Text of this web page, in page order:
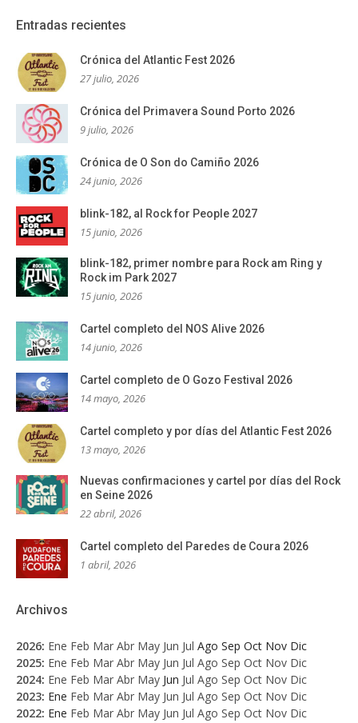
Entradas recientes
Crónica del Atlantic Fest 2026
27 julio, 2026
Crónica del Primavera Sound Porto 2026
9 julio, 2026
Crónica de O Son do Camiño 2026
24 junio, 2026
blink-182, al Rock for People 2027
15 junio, 2026
blink-182, primer nombre para Rock am Ring y
Rock im Park 2027
15 junio, 2026
Cartel completo del NOS Alive 2026
14 junio, 2026
Cartel completo de O Gozo Festival 2026
14 mayo, 2026
Cartel completo y por días del Atlantic Fest 2026
13 mayo, 2026
Nuevas confirmaciones y cartel por días del Rock
en Seine 2026
22 abril, 2026
Cartel completo del Paredes de Coura 2026
1 abril, 2026
Archivos
2026: Ene Feb Mar Abr May Jun Jul Ago Sep Oct Nov Dic
2025: Ene Feb Mar Abr May Jun Jul Ago Sep Oct Nov Dic
2024: Ene Feb Mar Abr May Jun Jul Ago Sep Oct Nov Dic
2023: Ene Feb Mar Abr May Jun Jul Ago Sep Oct Nov Dic
2022: Ene Feb Mar Abr May Jun Jul Ago Sep Oct Nov Dic